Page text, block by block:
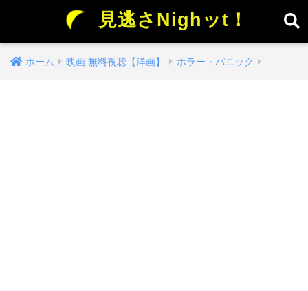
見逃さNighッt！
ホーム 映画 無料視聴【洋画】 ホラー・パニック